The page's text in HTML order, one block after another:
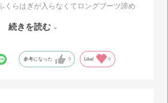
くらはぎが入らなくてロングブーツ諦め
いかなってぐらいでしたが、馴染んで普通
にはほんとにおすすめです。
続きを読む
参考になった 0 Like! 0